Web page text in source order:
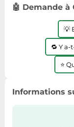
🤖 Demande à
💡
🔁 Y
⭐
Informations